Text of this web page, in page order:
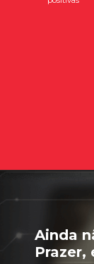
Ainda
Prazer,